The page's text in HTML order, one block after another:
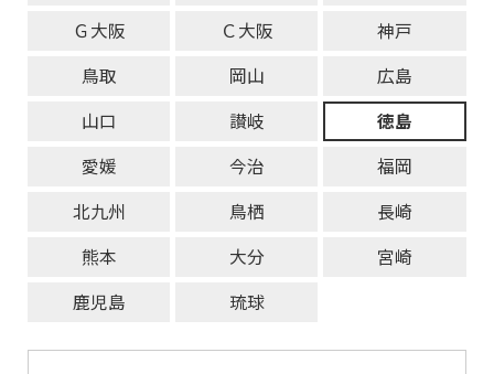
Ｇ大阪
Ｃ大阪
神戸
鳥取
岡山
広島
山口
讃岐
徳島
愛媛
今治
福岡
北九州
鳥栖
長崎
熊本
大分
宮崎
鹿児島
琉球